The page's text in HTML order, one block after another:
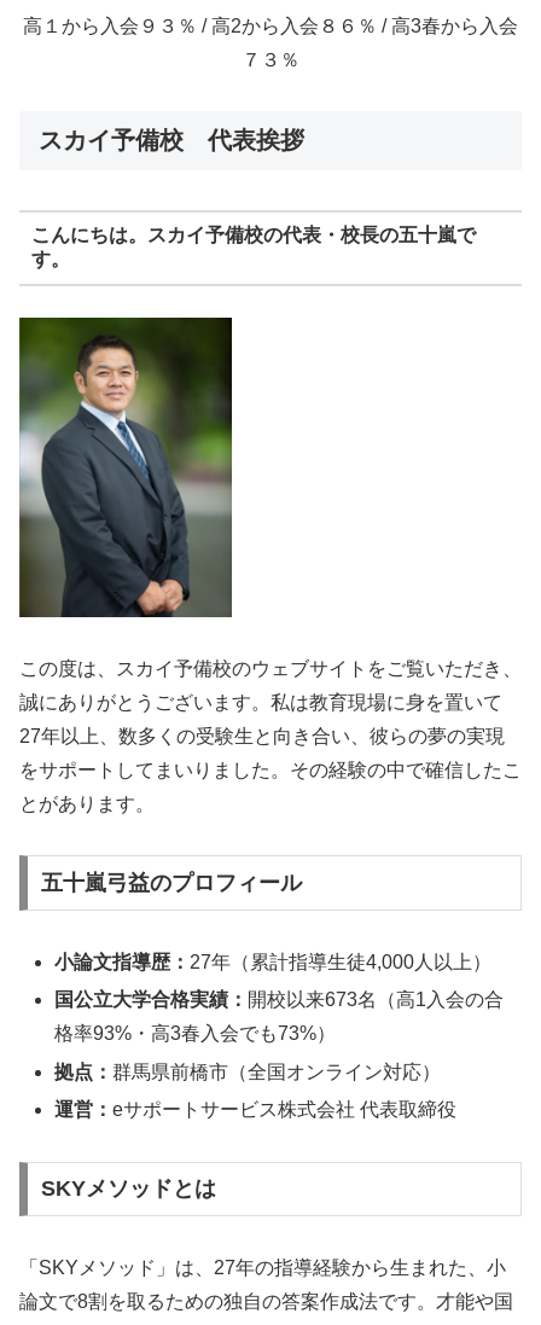
高１から入会９３％ / 高2から入会８６％ / 高3春から入会
７３％
スカイ予備校 代表挨拶
こんにちは。スカイ予備校の代表・校長の五十嵐で
す。
この度は、スカイ予備校のウェブサイトをご覧いただき、
誠にありがとうございます。私は教育現場に身を置いて
27年以上、数多くの受験生と向き合い、彼らの夢の実現
をサポートしてまいりました。その経験の中で確信したこ
とがあります。
五十嵐弓益のプロフィール
小論文指導歴： 27年（累計指導生徒4,000人以上）
国公立大学合格実績： 開校以来673名（高1入会の合
格率93%・高3春入会でも73%）
拠点：群馬県前橋市（全国オンライン対応）
運営：eサポートサービス株式会社 代表取締役
SKYメソッドとは
「SKYメソッド」は、27年の指導経験から生まれた、小
論文で8割を取るための独自の答案作成法です。才能や国